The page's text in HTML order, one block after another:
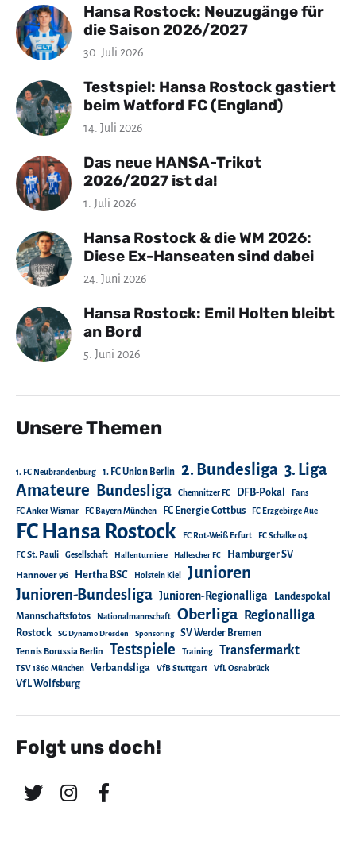
Hansa Rostock: Neuzugänge für
die Saison 2026/2027
30. Juli 2026
Testspiel: Hansa Rostock gastiert
beim Watford FC (England)
14. Juli 2026
Das neue HANSA-Trikot
2026/2027 ist da!
1. Juli 2026
Hansa Rostock & die WM 2026:
Diese Ex-Hanseaten sind dabei
24. Juni 2026
Hansa Rostock: Emil Holten bleibt
an Bord
5. Juni 2026
Unsere Themen
1. FC Neubrandenburg 1. FC Union Berlin 2. Bundesliga 3. Liga
Amateure Bundesliga Chemnitzer FC DFB-Pokal Fans
FC Anker Wismar FC Bayern München FC Energie Cottbus FC Erzgebirge Aue
FC Hansa Rostock FC Rot-Weiß Erfurt FC Schalke 04
FC St. Pauli Gesellschaft Hallenturniere Hallescher FC Hamburger SV
Hannover 96 Hertha BSC Holstein Kiel Junioren
Junioren-Bundesliga Junioren-Regionalliga
Landespokal
Mannschaftsfotos
Nationalmannschaft Oberliga Regionalliga
Rostock SG Dynamo Dresden Sponsoring SV Werder Bremen
Tennis Borussia Berlin Testspiele Training Transfermarkt
TSV 1860 München Verbandsliga VfB Stuttgart VfL Osnabrück
VfL Wolfsburg
Folgt uns doch!